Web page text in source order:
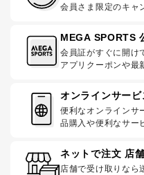
会員さま限定のキャ
MEGA SPORTS
会員証がすぐに開け
アプリクーポンや最
オンラインサービ
便利なオンラインサ
品購入や便利なサー
ネットで注文 店
店舗で受け取りなら